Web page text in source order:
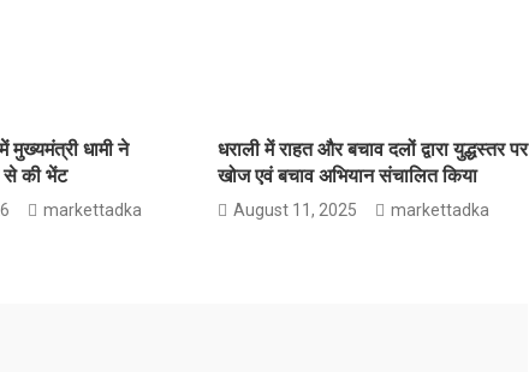
मुख्यमंत्री धामी ने
से की भेंट
markettadka
धराली में राहत और बचाव दलों द्वारा युद्धस्तर पर
खोज एवं बचाव अभियान संचालित किया
August 11, 2025 markettadka